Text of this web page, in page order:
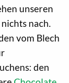
unseren
nach.
vom Blech
den